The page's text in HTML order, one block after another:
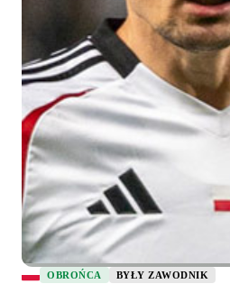
OBROŃCA BYŁY ZAWODNIK